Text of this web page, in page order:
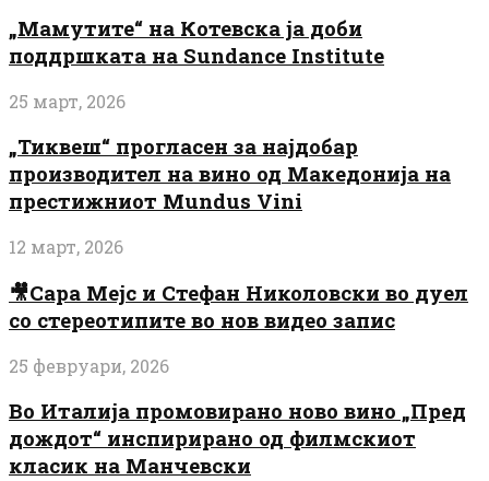
„Мамутите“ на Котевска ја доби
поддршката на Sundance Institute
25 март, 2026
„Тиквеш“ прогласен за најдобар
производител на вино од Македонија на
престижниот Mundus Vini
12 март, 2026
🎥Сара Мејс и Стефан Николовски во дуел
со стереотипите во нов видео запис
25 февруари, 2026
Во Италија промовирано ново вино „Пред
дождот“ инспирирано од филмскиот
класик на Манчевски